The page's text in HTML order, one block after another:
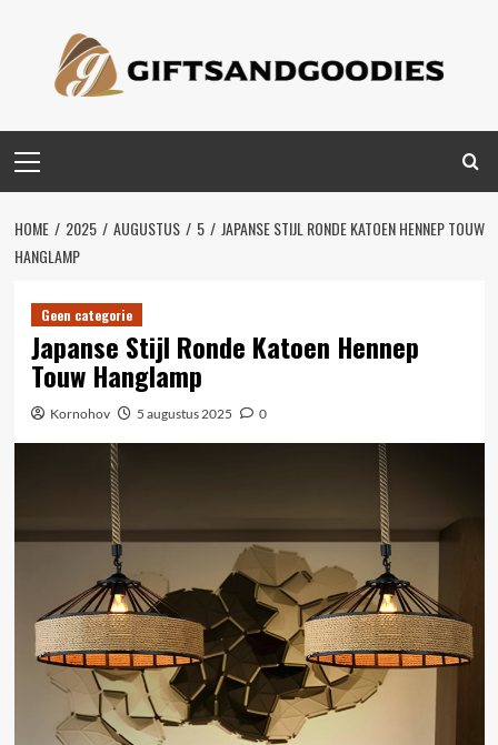
menu
HOME 2025 AUGUSTUS 5
JAPANSE STIJL RONDE KATOEN HENNEP TOUW
HANGLAMP
Geen categorie
Japanse Stijl Ronde Katoen Hennep
Touw Hanglamp
Kornohov 5 augustus 2025 0